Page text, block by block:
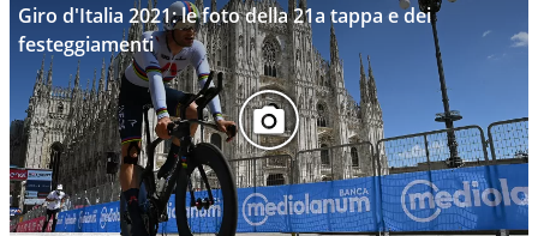
Giro d'Italia 2021: le foto della 21a tappa e dei
festeggiamenti